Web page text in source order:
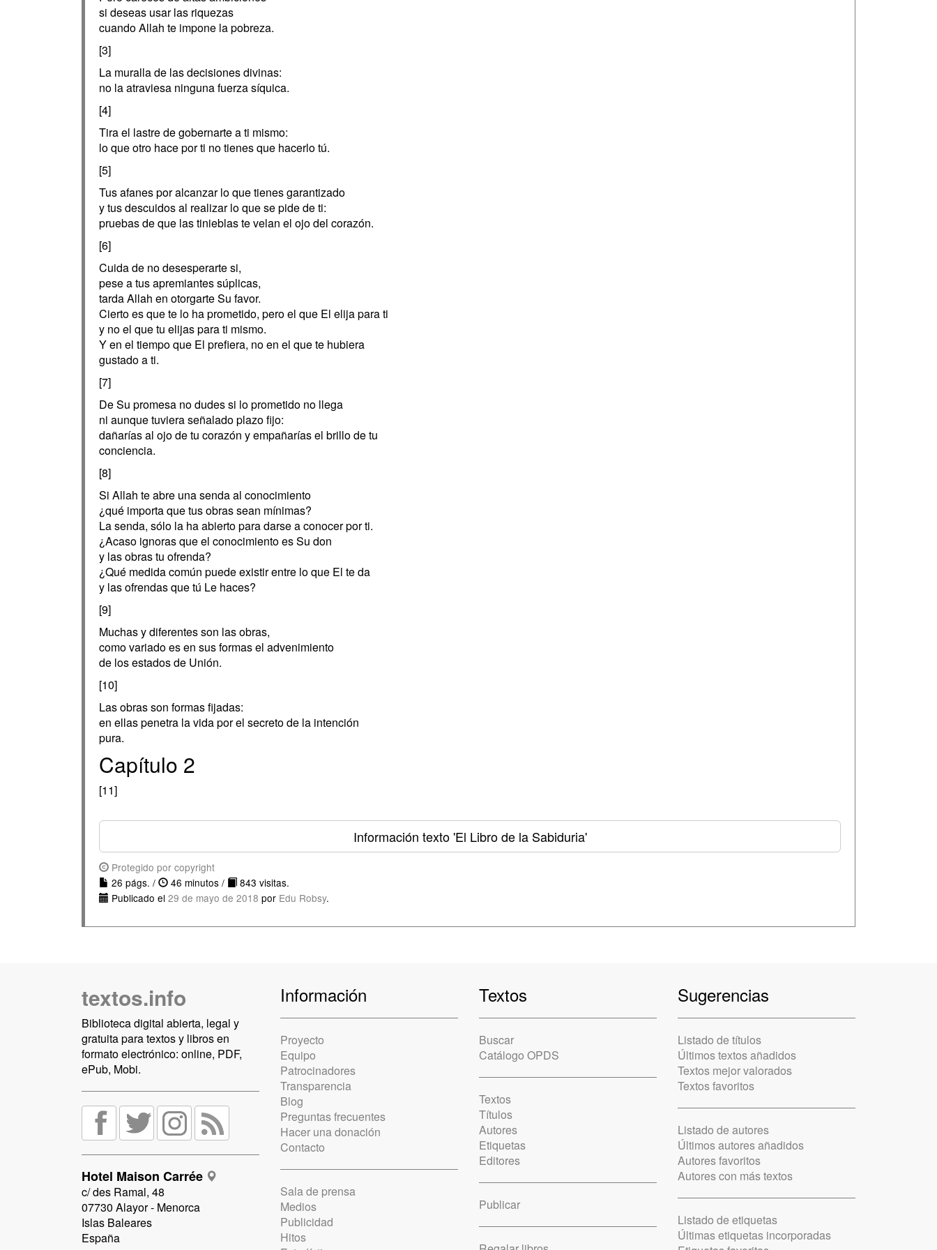
si deseas usar las riquezas
cuando Allah te impone la pobreza.
[3]
La muralla de las decisiones divinas:
no la atraviesa ninguna fuerza síquica.
[4]
Tira el lastre de gobernarte a ti mismo:
lo que otro hace por ti no tienes que hacerlo tú.
[5]
Tus afanes por alcanzar lo que tienes garantizado
y tus descuidos al realizar lo que se pide de ti:
pruebas de que las tinieblas te velan el ojo del corazón.
[6]
Cuida de no desesperarte si,
pese a tus apremiantes súplicas,
tarda Allah en otorgarte Su favor.
Cierto es que te lo ha prometido, pero el que El elija para ti
y no el que tu elijas para ti mismo.
Y en el tiempo que El prefiera, no en el que te hubiera
gustado a ti.
[7]
De Su promesa no dudes si lo prometido no llega
ni aunque tuviera señalado plazo fijo:
dañarías al ojo de tu corazón y empañarías el brillo de tu
conciencia.
[8]
Si Allah te abre una senda al conocimiento
¿qué importa que tus obras sean mínimas?
La senda, sólo la ha abierto para darse a conocer por ti.
¿Acaso ignoras que el conocimiento es Su don
y las obras tu ofrenda?
¿Qué medida común puede existir entre lo que El te da
y las ofrendas que tú Le haces?
[9]
Muchas y diferentes son las obras,
como variado es en sus formas el advenimiento
de los estados de Unión.
[10]
Las obras son formas fijadas:
en ellas penetra la vida por el secreto de la intención
pura.
Capítulo 2
[11]
Información texto'El Libro de la Sabiduria'
Protegido por copyright
26 págs. /
46 minutos /
843 visitas.
Publicado el 29 de mayo de 2018 por Edu Robsy.
textos.info
Biblioteca digital abierta, legal y
gratuita para textos y libros en
formato electrónico: online, PDF,
ePub, Mobi.
Hotel Maison Carrée
c/ des Ramal, 48
07730 Alayor - Menorca
Islas Baleares
España
Información
Proyecto
Equipo
Patrocinadores
Transparencia
Blog
Preguntas frecuentes
Hacer una donación
Contacto
Sala de prensa
Medios
Publicidad
Hitos
Textos
Buscar
Catálogo OPDS
Textos
Títulos
Autores
Etiquetas
Editores
Publicar
Sugerencias
Listado de títulos
Últimos textos añadidos
Textos mejor valorados
Textos favoritos
Listado de autores
Últimos autores añadidos
Autores favoritos
Autores con más textos
Listado de etiquetas
Últimas etiquetas incorporadas